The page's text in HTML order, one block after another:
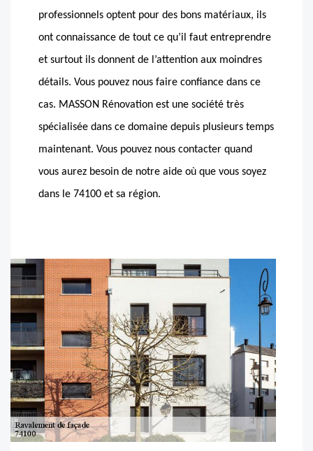
professionnels optent pour des bons matériaux, ils
ont connaissance de tout ce qu’il faut entreprendre
et surtout ils donnent de l’attention aux moindres
détails. Vous pouvez nous faire confiance dans ce
cas. MASSON Rénovation est une société très
spécialisée dans ce domaine depuis plusieurs temps
maintenant. Vous pouvez nous contacter quand
vous aurez besoin de notre aide où que vous soyez
dans le 74100 et sa région.